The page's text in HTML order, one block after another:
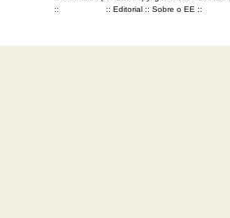
::
:: Editorial :: Sobre o EE ::